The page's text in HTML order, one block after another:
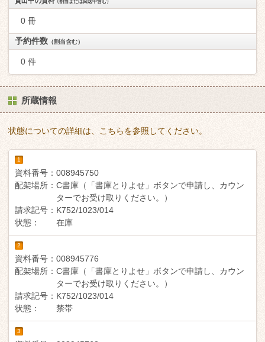
0 冊
予約件数 （割当含む）
0 件
所蔵情報
状態についての詳細は、こちらを参照してください。
1
資料番号： 008945750
配架場所： C書庫（「書庫とりよせ」ボタンで申請し、カウン
ターでお受け取りください。）
請求記号： K752/1023/014
状態：
在庫
2
資料番号： 008945776
配架場所： C書庫（「書庫とりよせ」ボタンで申請し、カウン
ターでお受け取りください。）
請求記号： K752/1023/014
状態：
禁帯
3